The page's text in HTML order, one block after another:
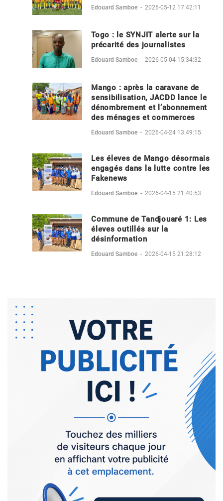
Edouard Samboe - 2026-05-12 17:42:11
Togo : le SYNJIT alerte sur la
précarité des journalistes
Edouard Samboe - 2026-05-04 15:34:32
Mango : après la caravane de
sensibilisation, JACDD lance le
dénombrement et l’abonnement
des ménages et commerces
Edouard Samboe - 2026-04-24 13:49:15
Les éleves de Mango désormais
engagés dans la lutte contre les
Fakenews
Edouard Samboe - 2026-04-15 21:40:53
Commune de Tandjouaré 1: Les
éleves outillés sur la
désinformation
Edouard Samboe - 2026-04-15 21:28:12